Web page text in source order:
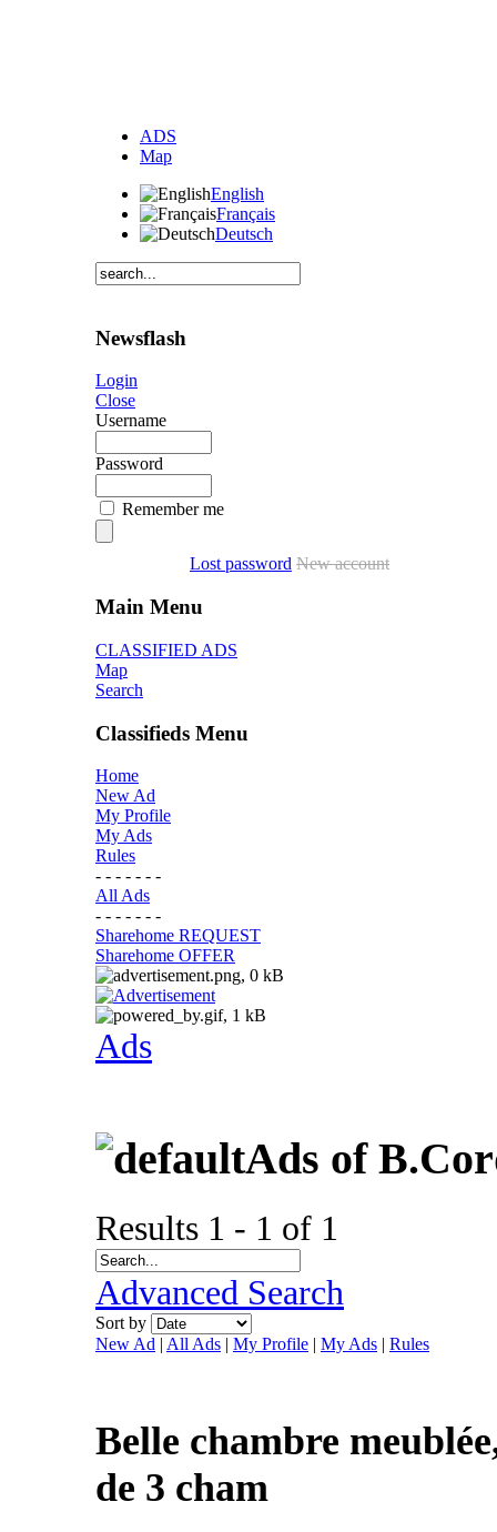
ADS
Map
English
Français
Deutsch
Newsflash
Login
Close
Username
Password
Remember me
Lost password New account
Main Menu
CLASSIFIED ADS
Map
Search
Classifieds Menu
Home
New Ad
My Profile
My Ads
Rules
- - - - - - -
All Ads
- - - - - - -
Sharehome REQUEST
Sharehome OFFER
Ads
Ads of
Results 1 - 1 of 1
Advanced Search
Sort by
New Ad | All Ads | My Profile | My Ads | Rules
Belle chambre
de 3 cham